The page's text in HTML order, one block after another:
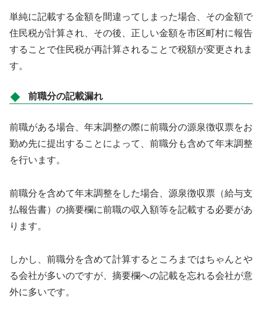
単純に記載する金額を間違ってしまった場合、その金額で
住民税が計算され、その後、正しい金額を市区町村に報告
することで住民税が再計算されることで税額が変更されま
す。
前職分の記載漏れ
前職がある場合、年末調整の際に前職分の源泉徴収票をお
勤め先に提出することによって、前職分も含めて年末調整
を行います。
前職分を含めて年末調整をした場合、源泉徴収票（給与支
払報告書）の摘要欄に前職の収入額等を記載する必要があ
ります。
しかし、前職分を含めて計算するところまではちゃんとや
る会社が多いのですが、摘要欄への記載を忘れる会社が意
外に多いです。